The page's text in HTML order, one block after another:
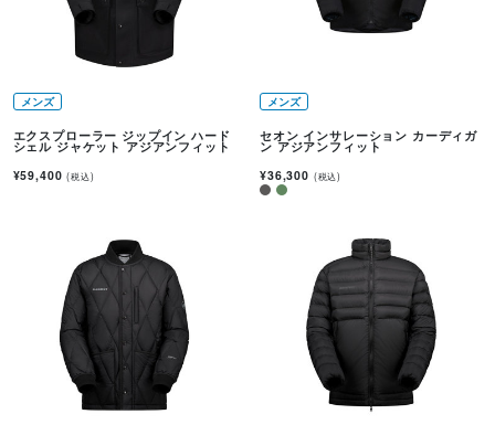
メンズ
エクスプローラー ジップイン ハード
シェル ジャケット アジアンフィット
¥59,400(税込)
メンズ
セオン インサレーション カーディガ
ン アジアンフィット
¥36,300 (税込)